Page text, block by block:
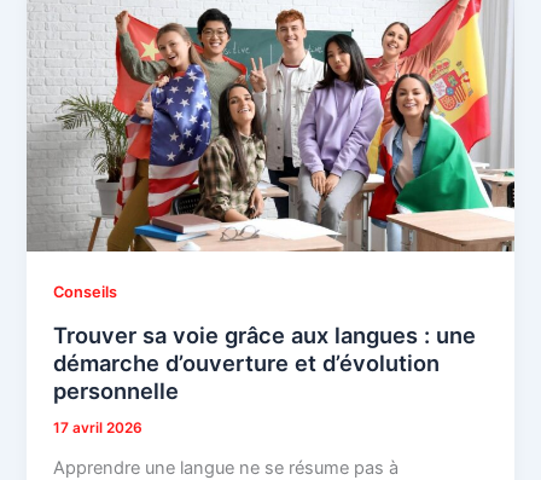
Conseils
Trouver sa voie grâce aux langues : une
démarche d’ouverture et d’évolution
personnelle
17 avril 2026
Apprendre une langue ne se résume pas à